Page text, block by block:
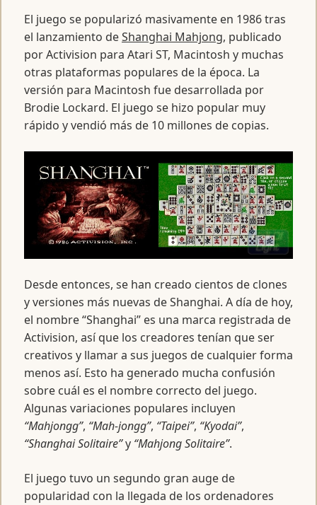
El juego se popularizó masivamente en 1986 tras
el lanzamiento deShanghai Mahjong, publicado
por Activision para Atari ST, Macintosh y muchas
otras plataformas populares de la época. La
versión para Macintosh fue desarrollada por
Brodie Lockard. El juego se hizo popular muy
rápido y vendió más de 10 millones de copias.
Desde entonces, se han creado cientos de clones
y versiones más nuevas de Shanghai. A día de hoy,
el nombre “Shanghai” es una marca registrada de
Activision, así que los creadores tenían que ser
creativos y llamar a sus juegos de cualquier forma
menos así. Esto ha generado mucha confusión
sobre cuál es el nombre correcto del juego.
Algunas variaciones populares incluyen
“Mahjongg”, “Mah-jongg”, “Taipei”, “Kyodai”,
“Shanghai Solitaire”y “Mahjong Solitaire”.
El juego tuvo un segundo gran auge de
popularidad con la llegada de los ordenadores